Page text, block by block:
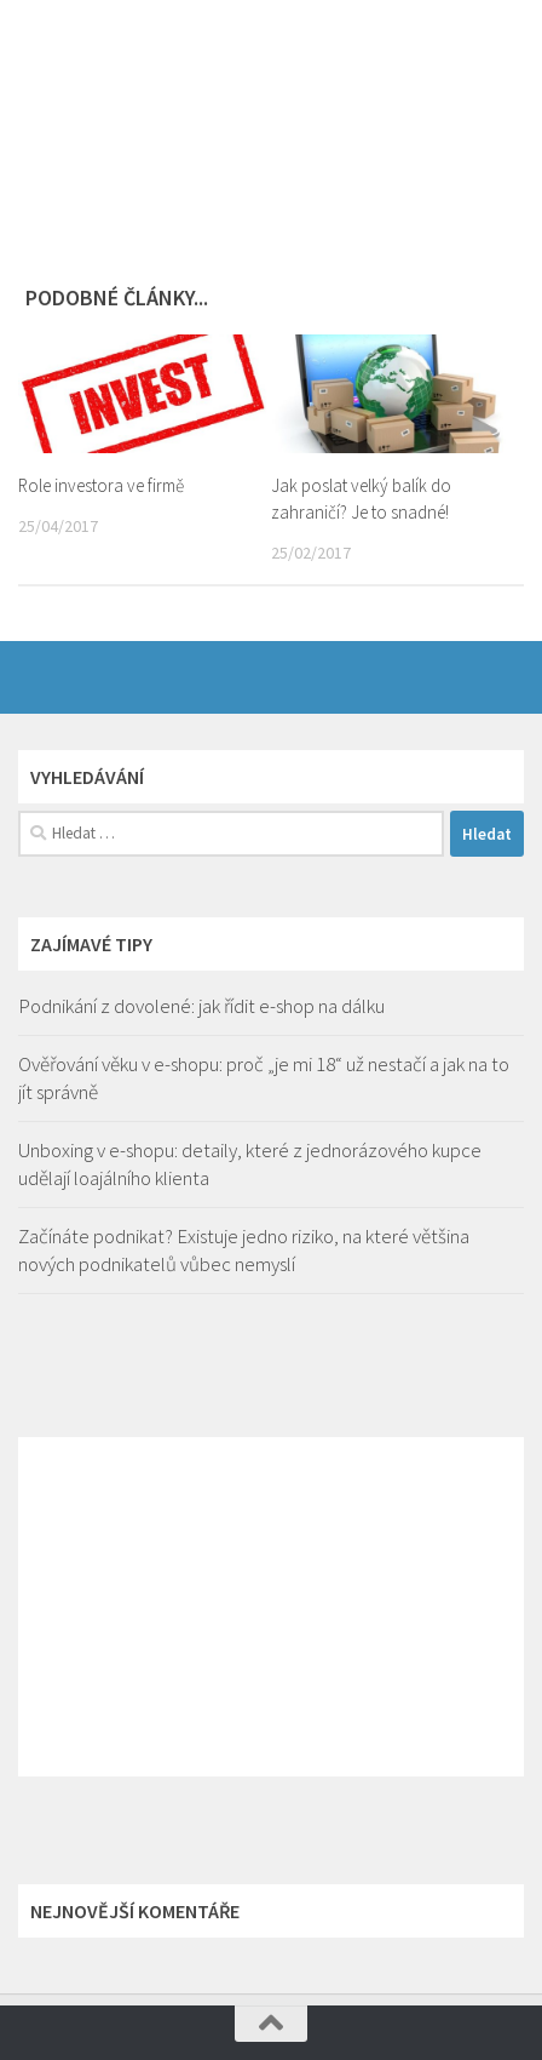
PODOBNÉ ČLÁNKY...
Role investora ve firmě
25/04/2017
Jak poslat velký balík do
zahraničí? Je to snadné!
25/02/2017
VYHLEDÁVÁNÍ
Vyhledávání
ZAJÍMAVÉ TIPY
Podnikání z dovolené: jak řídit e-shop na dálku
Ověřování věku v e-shopu: proč „je mi 18“ už nestačí a jak na to
jít správně
Unboxing v e-shopu: detaily, které z jednorázového kupce
udělají loajálního klienta
Začínáte podnikat? Existuje jedno riziko, na které většina
nových podnikatelů vůbec nemyslí
NEJNOVĚJŠÍ KOMENTÁŘE